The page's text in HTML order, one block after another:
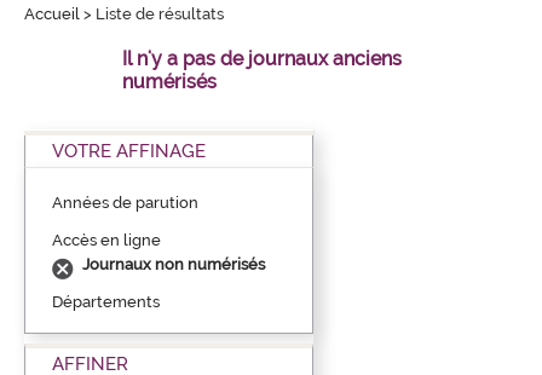
Accueil > Liste de résultats
Il n'y a pas de journaux anciens
numérisés
VOTRE AFFINAGE
Années de parution
Accès en ligne
Journaux non numérisés
Départements
AFFINER